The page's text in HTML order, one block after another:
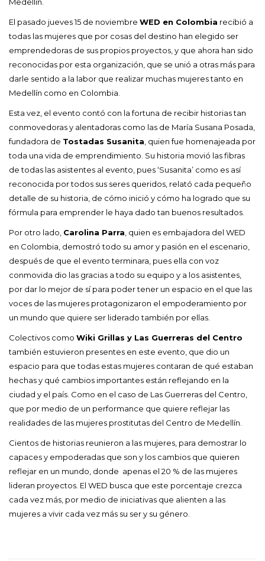
El pasado jueves 15 de noviembre WED en Colombia recibió a
todas las mujeres que por cosas del destino han elegido ser
emprendedoras de sus propios proyectos, y que ahora han sido
reconocidas por esta organización, que se unió a otras más para
darle sentido a la labor que realizar muchas mujeres tanto en
Medellín como en Colombia.
Esta vez, el evento contó con la fortuna de recibir historias tan
conmovedoras y alentadoras como las de María Susana Posada,
fundadora de Tostadas Susanita , quien fue homenajeada por
toda una vida de emprendimiento. Su historia movió las fibras
de todas las asistentes al evento, pues ‘Susanita’ como es así
reconocida por todos sus seres queridos, relató cada pequeño
detalle de su historia, de cómo inició y cómo ha logrado que su
fórmula para emprender le haya dado tan buenos resultados.
Por otro lado, Carolina Parra , quien es embajadora del WED
en Colombia, demostró todo su amor y pasión en el escenario,
después de que el evento terminara, pues ella con voz
conmovida dio las gracias a todo su equipo y a los asistentes,
por dar lo mejor de sí para poder tener un espacio en el que las
voces de las mujeres protagonizaron el empoderamiento por
un mundo que quiere ser liderado también por ellas.
Colectivos como Wiki Grillas y Las Guerreras del Centro
también estuvieron presentes en este evento, que dio un
espacio para que todas estas mujeres contaran de qué estaban
hechas y qué cambios importantes están reflejando en la
ciudad y el país. Como en el caso de Las Guerreras del Centro,
que por medio de un performance que quiere reflejar las
realidades de las mujeres prostitutas del Centro de Medellín.
Cientos de historias reunieron a las mujeres, para demostrar lo
capaces y empoderadas que son y los cambios que quieren
reflejar en un mundo, donde apenas el 20 % de las mujeres
lideran proyectos. El WED busca que este porcentaje crezca
cada vez más, por medio de iniciativas que alienten a las
mujeres a vivir cada vez más su ser y su género.